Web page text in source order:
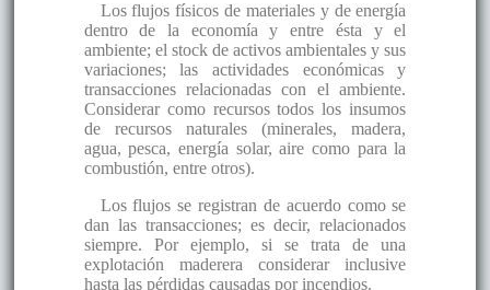
Los flujos físicos de materiales y de energía
dentro de la economía y entre ésta y el
ambiente; el stock de activos ambientales y sus
variaciones; las actividades económicas y
transacciones relacionadas con el ambiente.
Considerar como recursos todos los insumos
de recursos naturales (minerales, madera,
agua, pesca, energía solar, aire como para la
combustión, entre otros).
Los flujos se registran de acuerdo como se
dan las transacciones; es decir, relacionados
siempre. Por ejemplo, si se trata de una
explotación maderera considerar inclusive
hasta las pérdidas causadas por incendios.